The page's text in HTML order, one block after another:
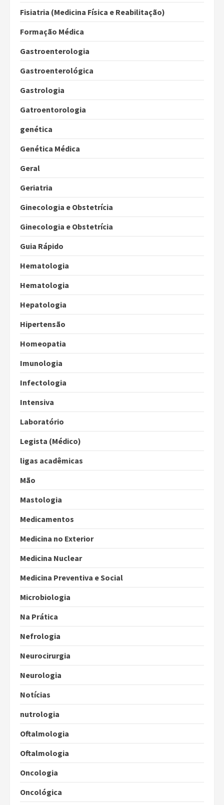
Fisiatria (Medicina Física e Reabilitação)
Formação Médica
Gastroenterologia
Gastroenterológica
Gastrologia
Gatroentorologia
genética
Genética Médica
Geral
Geriatria
Ginecologia e Obstetrícia
Ginecologia e Obstetrícia
Guia Rápido
Hematologia
Hematologia
Hepatologia
Hipertensão
Homeopatia
Imunologia
Infectologia
Intensiva
Laboratório
Legista (Médico)
ligas acadêmicas
Mão
Mastologia
Medicamentos
Medicina no Exterior
Medicina Nuclear
Medicina Preventiva e Social
Microbiologia
Na Prática
Nefrologia
Neurocirurgia
Neurologia
Notícias
nutrologia
Oftalmologia
Oftalmologia
Oncologia
Oncológica